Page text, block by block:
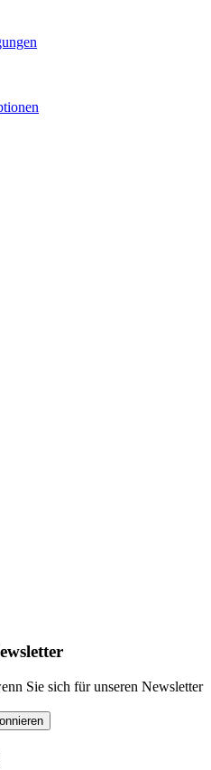
Sie sich für unseren Newsletter